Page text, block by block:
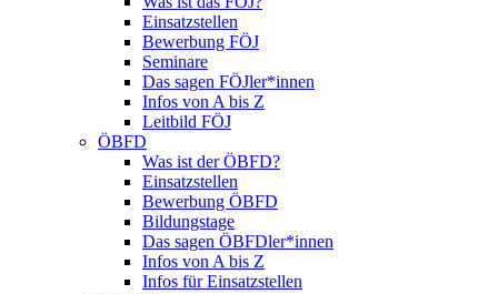
Einsatzstellen
Bewerbung FÖJ
Seminare
Das sagen FÖJler*innen
Infos von A bis Z
Leitbild FÖJ
ÖBFD
Was ist der ÖBFD?
Einsatzstellen
Bewerbung ÖBFD
Bildungstage
Das sagen ÖBFDler*innen
Infos von A bis Z
Infos für Einsatzstellen